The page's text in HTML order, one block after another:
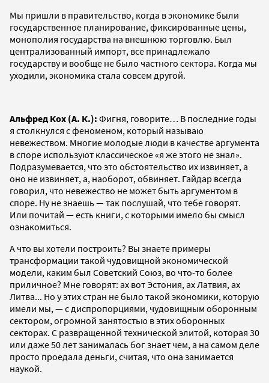
Мы пришли в правительство, когда в экономике были
государственное планирование, фиксированные цены,
монополия государства на внешнюю торговлю. Был
централизованный импорт, все принадлежало
государству и вообще не было частного сектора. Когда мы
уходили, экономика стала совсем другой.
Альфред Кох (А. К.): Фигня, говорите… В последние годы
я столкнулся с феноменом, который называю
невежеством. Многие молодые люди в качестве аргумента
в споре используют классическое «я же этого не знал».
Подразумевается, что это обстоятельство их извиняет, а
оно не извиняет, а, наоборот, обвиняет. Гайдар всегда
говорил, что невежество не может быть аргументом в
споре. Ну не знаешь — так послушай, что тебе говорят.
Или почитай — есть книги, с которыми имело бы смысл
ознакомиться.
А что вы хотели построить? Вы знаете примеры
трансформации такой чудовищной экономической
модели, каким был Советский Союз, во что-то более
приличное? Мне говорят: ах вот Эстония, ах Латвия, ах
Литва... Но у этих стран не было такой экономики, которую
имели мы, — с диспропорциями, чудовищным оборонным
сектором, огромной занятостью в этих оборонных
секторах. С развращенной технической элитой, которая 30
или даже 50 лет занималась бог знает чем, а на самом деле
просто проедала деньги, считая, что она занимается
наукой.